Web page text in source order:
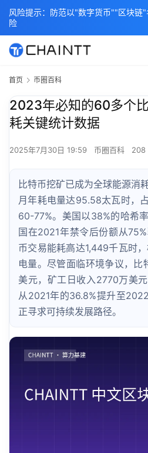
首页 币圈百科
2023年必知的60多个
耗关键统计数据
2025年7月30日 19:59 币圈百科 208
比特币挖矿已成为全球能源消
月年耗电量达95.58太瓦时，
60-77%。美国以38%的哈希
国在2021年禁令后份额从
币交易能耗高达1,449千瓦时
电量。尽管面临环境争议，比
美元，矿工日收入2770万美
从2021年的36.8%提升至
正寻求可持续发展路径。
风险提示：防范以"数字货币""区块链
险